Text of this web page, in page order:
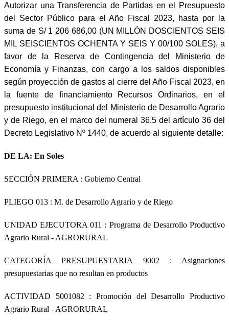
Autorizar una Transferencia de Partidas en el Presupuesto
del Sector Público para el Año Fiscal 2023, hasta por la
suma de S/ 1 206 686,00 (UN MILLÓN DOSCIENTOS SEIS
MIL SEISCIENTOS OCHENTA Y SEIS Y 00/100 SOLES), a
favor de la Reserva de Contingencia del Ministerio de
Economía y Finanzas, con cargo a los saldos disponibles
según proyección de gastos al cierre del Año Fiscal 2023, en
la fuente de financiamiento Recursos Ordinarios, en el
presupuesto institucional del Ministerio de Desarrollo Agrario
y de Riego, en el marco del numeral 36.5 del artículo 36 del
Decreto Legislativo Nº 1440, de acuerdo al siguiente detalle:
DE LA: En Soles
SECCIÓN PRIMERA : Gobierno Central
PLIEGO 013 : M. de Desarrollo Agrario y de Riego
UNIDAD EJECUTORA 011 : Programa de Desarrollo Productivo
Agrario Rural - AGRORURAL
CATEGORÍA PRESUPUESTARIA 9002 : Asignaciones
presupuestarias que no resultan en productos
ACTIVIDAD 5001082 : Promoción del Desarrollo Productivo
Agrario Rural - AGRORURAL